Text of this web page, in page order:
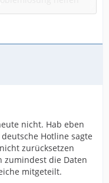
Anweisungen.
Medium auf FAT32
die Datei
(ACHTUNG! Der
direkt
„Windows“ +
nicht. Hab eben
Hotline sagte
zurücksetzen
zumindest die Daten
mitgeteilt.